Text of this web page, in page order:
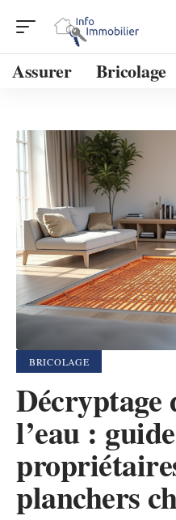
Assurer Bricolage
BRICOLAGE
Décryptage
l’eau :
planchers